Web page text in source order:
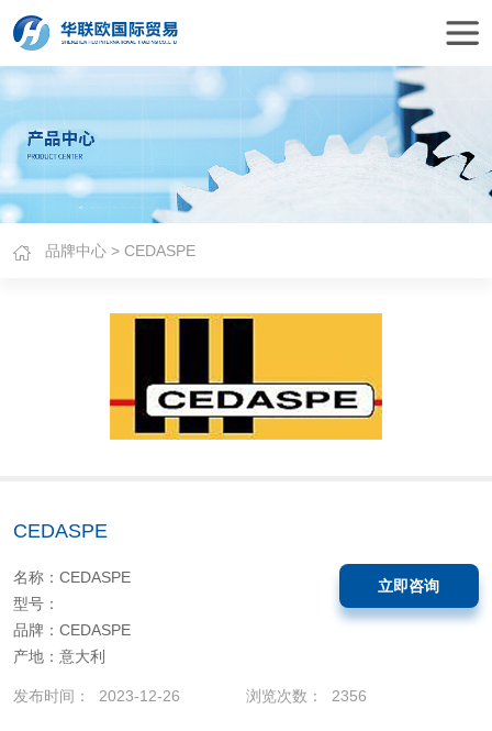
品牌中心 > CEDASPE
CEDASPE
名称：CEDASPE
型号：
品牌：CEDASPE
产地：意大利
立即咨询
发布时间： 2023-12-26 浏览次数： 2356